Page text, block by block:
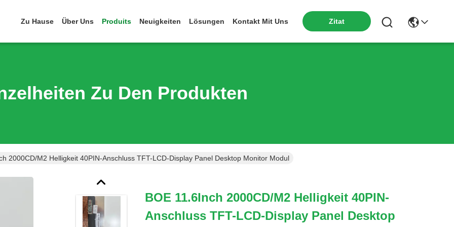
Zu Hause Über Uns Produits Neuigkeiten Lösungen Kontakt Mit Uns Zitat
Zu Den Produkten
2000CD/M2 Helligkeit 40PIN-Anschluss TFT-LCD-Display Panel Desktop Monitor Modul
BOE 11.6Inch 2000CD/M2 Helligkeit 40PIN-
Anschluss TFT-LCD-Display Panel Desktop